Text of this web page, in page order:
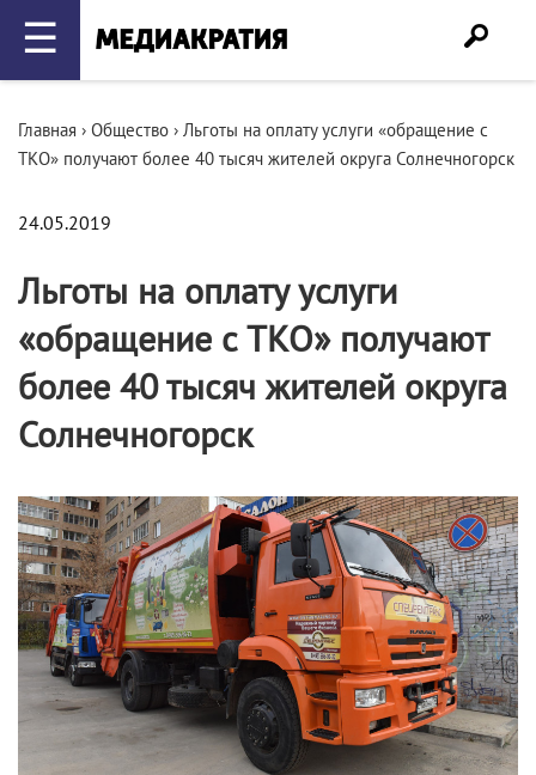
☰
Главная › Общество › Льготы на оплату услуги «обращение с
ТКО» получают более 40 тысяч жителей округа Солнечногорск
24.05.2019
Льготы на оплату услуги
«обращение с ТКО» получают
более 40 тысяч жителей округа
Солнечногорск